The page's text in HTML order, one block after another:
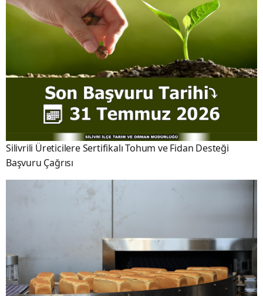
Silivrili Üreticilere Sertifikalı Tohum ve Fidan Desteği
Başvuru Çağrısı